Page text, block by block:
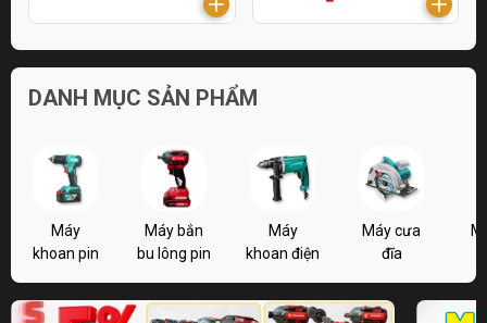
DANH MỤC SẢN PHẨM
Máy
khoan pin
Máy bắn
bu lông pin
Máy
khoan điện
Máy cưa
đĩa